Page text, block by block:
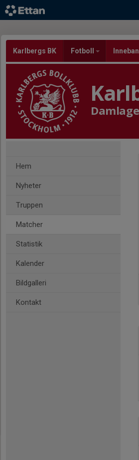
Karlbergs BK Fotboll
Hem
Nyheter
Truppen
Matcher
Statistik
Kalender
Bildgalleri
Kontakt